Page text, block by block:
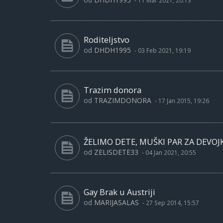
Roditeljstvo
od DHDH1995 - 03 Feb 2021, 19:19
Trazim donora
od TRAZIMDONORA - 17 Jan 2015, 19:26
ŽELIMO DETE, MUŠKI PAR ZA
od ZELISDETE33 - 04 Jan 2021, 20:55
Gay Brak u Austriji
od MARIJASALAS - 27 Sep 2014, 15:57